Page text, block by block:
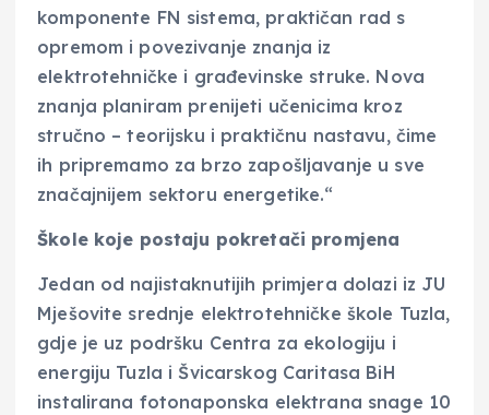
komponente FN sistema, praktičan rad s
opremom i povezivanje znanja iz
elektrotehničke i građevinske struke. Nova
znanja planiram prenijeti učenicima kroz
stručno – teorijsku i praktičnu nastavu, čime
ih pripremamo za brzo zapošljavanje u sve
značajnijem sektoru energetike.“
Škole koje postaju pokretači promjena
Jedan od najistaknutijih primjera dolazi iz JU
Mješovite srednje elektrotehničke škole Tuzla,
gdje je uz podršku Centra za ekologiju i
energiju Tuzla i Švicarskog Caritasa BiH
instalirana fotonaponska elektrana snage 10